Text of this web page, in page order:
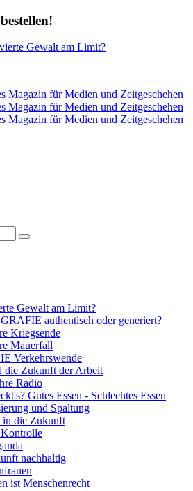
Gewalt am Limit?
authentisch oder generiert?
Kriegsende
Mauerfall
Verkehrswende
die Zukunft der Arbeit
Radio
Gutes Essen - Schlechtes Essen
und Spaltung
die Zukunft
nachhaltig
ist Menschenrecht